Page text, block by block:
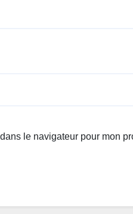
le navigateur pour mon